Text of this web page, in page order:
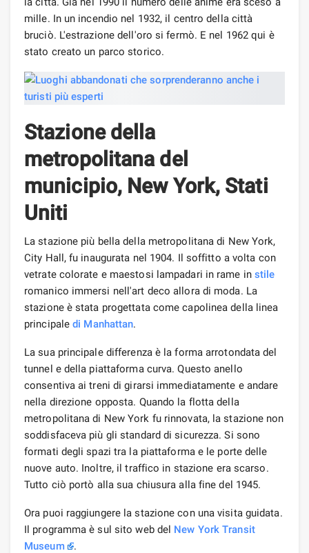
mille. In un incendio nel 1932, il centro della città
bruciò. L'estrazione dell'oro si fermò. E nel 1962 qui è
stato creato un parco storico.
Stazione della
metropolitana del
municipio, New York, Stati
Uniti
La stazione più bella della metropolitana di New York,
City Hall, fu inaugurata nel 1904. Il soffitto a volta con
vetrate colorate e maestosi lampadari in rame in stile
romanico immersi nell'art deco allora di moda. La
stazione è stata progettata come capolinea della linea
principaledi Manhattan.
La sua principale differenza è la forma arrotondata del
tunnel e della piattaforma curva. Questo anello
consentiva ai treni di girarsi immediatamente e andare
nella direzione opposta. Quando la flotta della
metropolitana di New York fu rinnovata, la stazione non
soddisfaceva più gli standard di sicurezza. Si sono
formati degli spazi tra la piattaforma e le porte delle
nuove auto. Inoltre, il traffico in stazione era scarso.
Tutto ciò portò alla sua chiusura alla fine del 1945.
Ora puoi raggiungere la stazione con una visita guidata.
Il programma è sul sito web del New York Transit
Museum
.